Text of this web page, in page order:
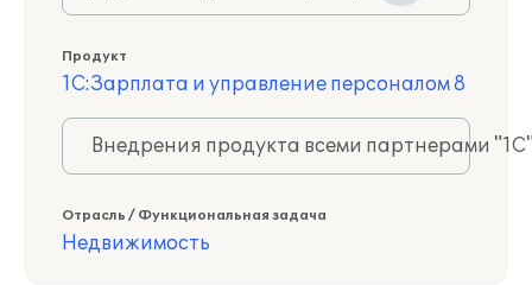
Продукт
1С:Зарплата и управление персоналом 8
Внедрения продукта всеми партнерами
Отрасль / Функциональная задача
Недвижимость